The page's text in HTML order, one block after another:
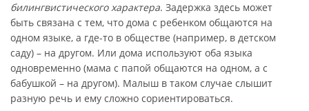
билингвистического характера. Задержка здесь может
быть связана с тем, что дома с ребенком общаются на
одном языке, а где-то в обществе (например, в детском
саду) – на другом. Или дома используют оба языка
одновременно (мама с папой общаются на одном, а с
бабушкой – на другом). Малыш в таком случае слышит
разную речь и ему сложно сориентироваться.